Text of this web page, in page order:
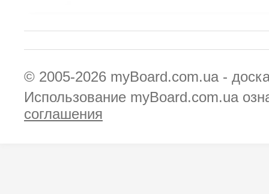
© 2005-2026 myBoard.com.ua -
Использование myBoard.com.ua
соглашения